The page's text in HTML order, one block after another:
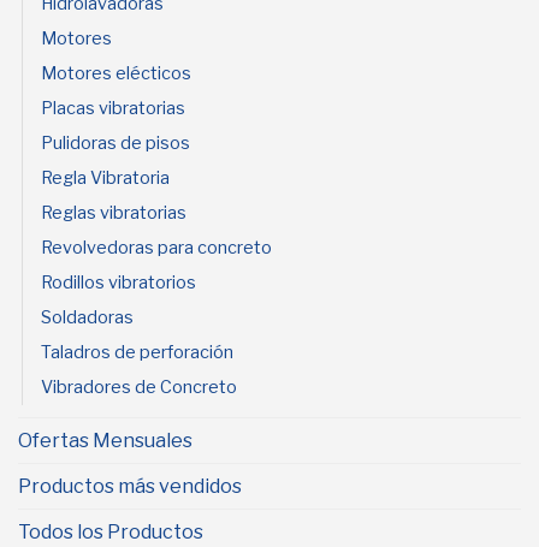
Motores
Motores elécticos
Placas vibratorias
Pulidoras de pisos
Regla Vibratoria
Reglas vibratorias
Revolvedoras para concreto
Rodillos vibratorios
Soldadoras
Taladros de perforación
Vibradores de Concreto
Ofertas Mensuales
Productos más vendidos
Todos los Productos